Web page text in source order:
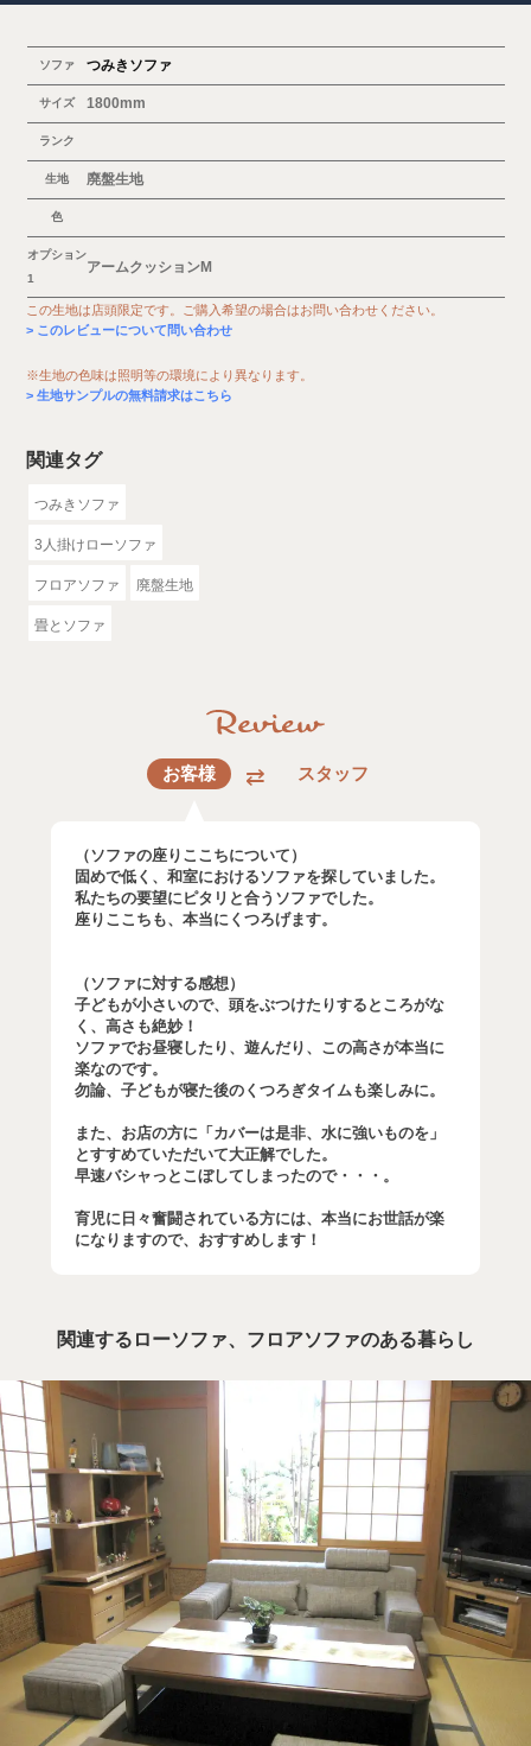
ソファ つみきソファ
サイズ 1800mm
ランク
生地 廃盤生地
色
オプション
1
アームクッションM
この生地は店頭限定です。ご購入希望の場合はお問い合わせください。
このレビューについて問い合わせ
※生地の色味は照明等の環境により異なります。
生地サンプルの無料請求はこちら
関連タグ
つみきソファ
3人掛けローソファ
フロアソファ 廃盤生地
畳とソファ
お客様 スタッフ
（ソファの座りここちについて）
固めで低く、和室におけるソファを探していました。
私たちの要望にピタリと合うソファでした。
座りここちも、本当にくつろげます。
（ソファに対する感想）
子どもが小さいので、頭をぶつけたりするところがな
く、高さも絶妙！
ソファでお昼寝したり、遊んだり、この高さが本当に
楽なのです。
勿論、子どもが寝た後のくつろぎタイムも楽しみに。
また、お店の方に「カバーは是非、水に強いものを」
とすすめていただいて大正解でした。
早速バシャっとこぼしてしまったので・・・。
育児に日々奮闘されている方には、本当にお世話が楽
になりますので、おすすめします！
関連するローソファ、フロアソファのある暮らし